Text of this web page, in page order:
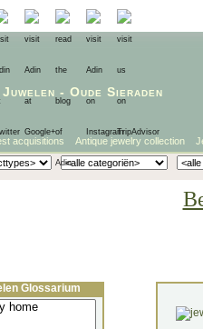
- Oude Sieraden
acquisitions Antique jewelry collection
Glossarium